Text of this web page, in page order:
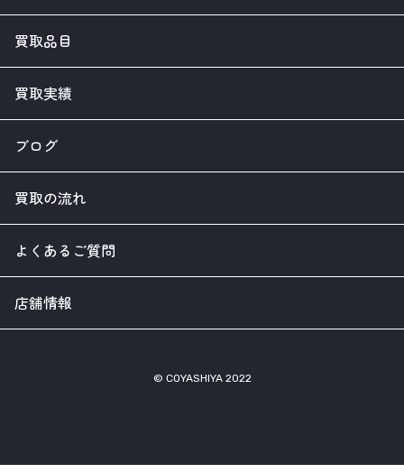
買取品目
買取実績
ブログ
買取の流れ
よくあるご質問
店舗情報
© COYASHIYA 2022